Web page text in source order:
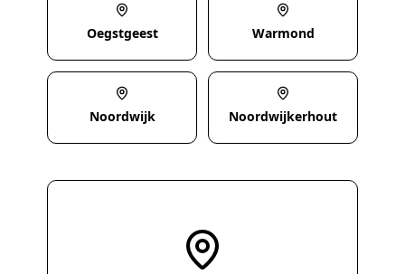
Oegstgeest Warmond
Noordwijk Noordwijkerhout